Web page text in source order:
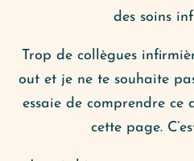
des soins
Trop de collègues
out et je ne te souhaite
essaie de comprendre ce
cette page.